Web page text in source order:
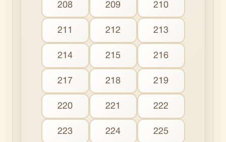
208 209 210
211 212 213
214 215 216
217 218 219
220 221 222
223 224 225